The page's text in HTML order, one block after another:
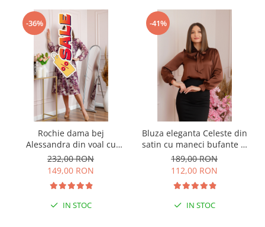
-36%
Rochie dama bej
Alessandra din voal cu
imprimeu floral si cordon in
talie
232,00 RON
149,00 RON
IN STOC
-41%
Bluza eleganta Celeste din
satin cu maneci bufante si
funda la gat - Maro
189,00 RON
112,00 RON
IN STOC